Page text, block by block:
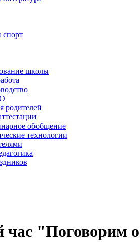
спорт
школы
родителей
обобщение
технологии
час "Поговорим